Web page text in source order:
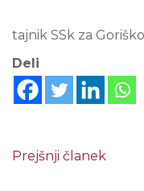
tajnik SSk za Goriško
Deli
Prejšnji članek